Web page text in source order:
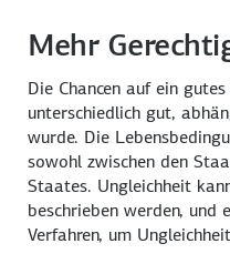
Mehr
Die Chancen auf ein
unterschiedlich gut,
wurde. Die
sowohl zwischen den
Staates. Ungleichheit
beschrieben werden, und
Verfahren, um